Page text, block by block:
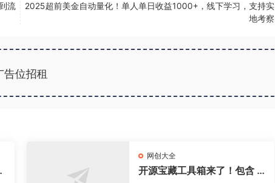
流
2025超前美金自动量化！单人单日收益1000+，线下学习，支持实
地考察
告位招租
网创大全
开源宝藏工具箱来了！包含 P